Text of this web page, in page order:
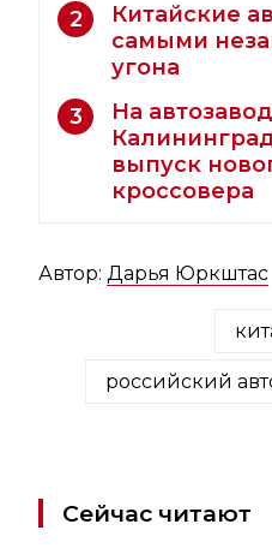
2
Китайские
самыми
угона
3
На
выпуск
кроссовера
Автор: Дарья Юркштас
российский
Сейчас читают